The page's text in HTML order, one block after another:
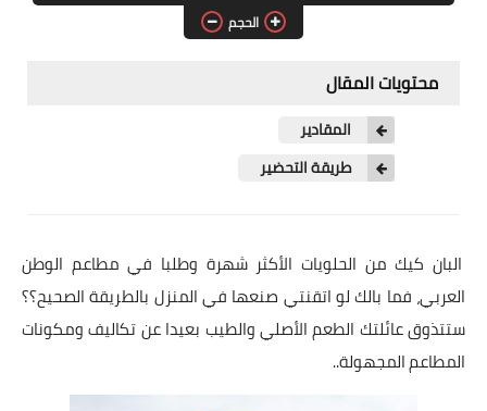
مخبوزات
أطباق أطفال
الحجم
محتويات المقال
المقادير
طريقة التحضير
البان كيك من الحلويات الأكثر شهرة وطلبا في مطاعم الوطن
العربي، فما بالك لو اتقنتي صنعها في المنزل بالطريقة الصحيح؟؟
ستتذوق عائلتك الطعم الأصلي والطيب بعيدا عن تكاليف ومكونات
المطاعم المجهولة..